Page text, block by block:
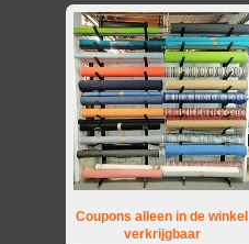
Coupons alleen in de winkel
verkrijgbaar